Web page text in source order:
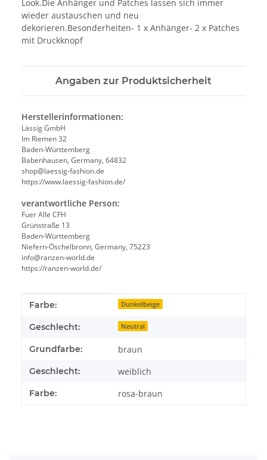
Look.Die Anhänger und Patches lassen sich immer
wieder austauschen und neu
dekorieren.Besonderheiten- 1 x Anhänger- 2 x Patches
mit Druckknopf
Angaben zur Produktsicherheit
Herstellerinformationen:
Lässig GmbH
Im Riemen 32
Baden-Württemberg
Babenhausen, Germany, 64832
shop@laessig-fashion.de
https://www.laessig-fashion.de/
verantwortliche Person:
Fuer Alle CFH
Grünstraße 13
Baden-Württemberg
Niefern-Öschelbronn, Germany, 75223
info@ranzen-world.de
https://ranzen-world.de/
Produkteigenschaft
Wert
Farbe: Dunkelbeige
Geschlecht: Neutral
Grundfarbe: braun
Geschlecht: weiblich
Farbe: rosa-braun